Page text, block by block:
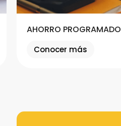
AHORRO PROGRAMADO
Conocer más